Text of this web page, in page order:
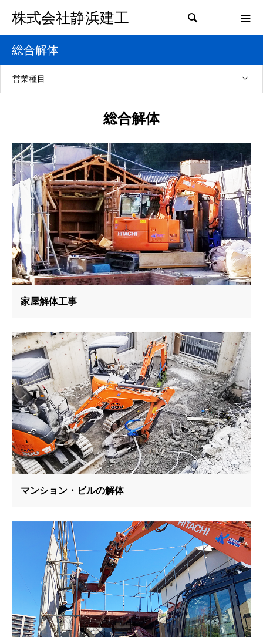
株式会社静浜建工 
総合解体
営業種目
総合解体
家屋解体工事
マンション・ビルの解体